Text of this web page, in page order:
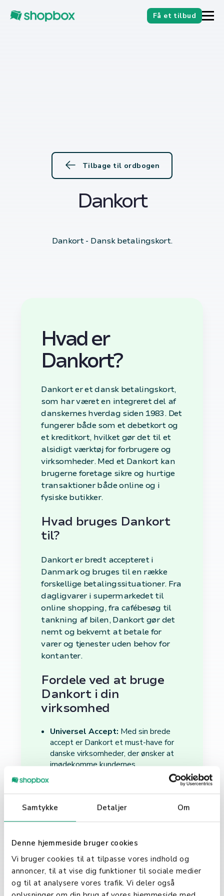
Samtykke Detaljer Om
Denne hjemmeside bruger cookies
Vi bruger cookies til at tilpasse vores indhold og
annoncer, til at vise dig funktioner til sociale medier
og til at analysere vores trafik. Vi deler også
Få et tilbud
Tilbage til ordbogen
Dankort
Dankort - Dansk betalingskort.
Hvad er
Dankort?
Dankort er et dansk betalingskort,
som har været en integreret del af
danskernes hverdag siden 1983. Det
fungerer både som et debetkort og
et kreditkort, hvilket gør det til et
alsidigt værktøj for forbrugere og
virksomheder. Med et Dankort kan
brugerne foretage sikre og hurtige
transaktioner både online og i
fysiske butikker.
Hvad bruges Dankort
til?
Dankort er bredt accepteret i
Danmark og bruges til en række
forskellige betalingssituationer. Fra
dagligvarer i supermarkedet til
online shopping, fra cafébesøg til
tankning af bilen, Dankort gør det
nemt og bekvemt at betale for
varer og tjenester uden behov for
kontanter.
Fordele ved at bruge
Dankort i din
virksomhed
Universel Accept: Med sin brede
accept er Dankort et must-have for
danske virksomheder, der ønsker at
imødekomme kundernes
avancerede sikkerhedsfunktioner, der
beskytter både forbrugere og
virksomheder mod svindel.
Dankort er hurtige, hvilket sikrer en
håndtering af køen i butikken.
Integration med POS-